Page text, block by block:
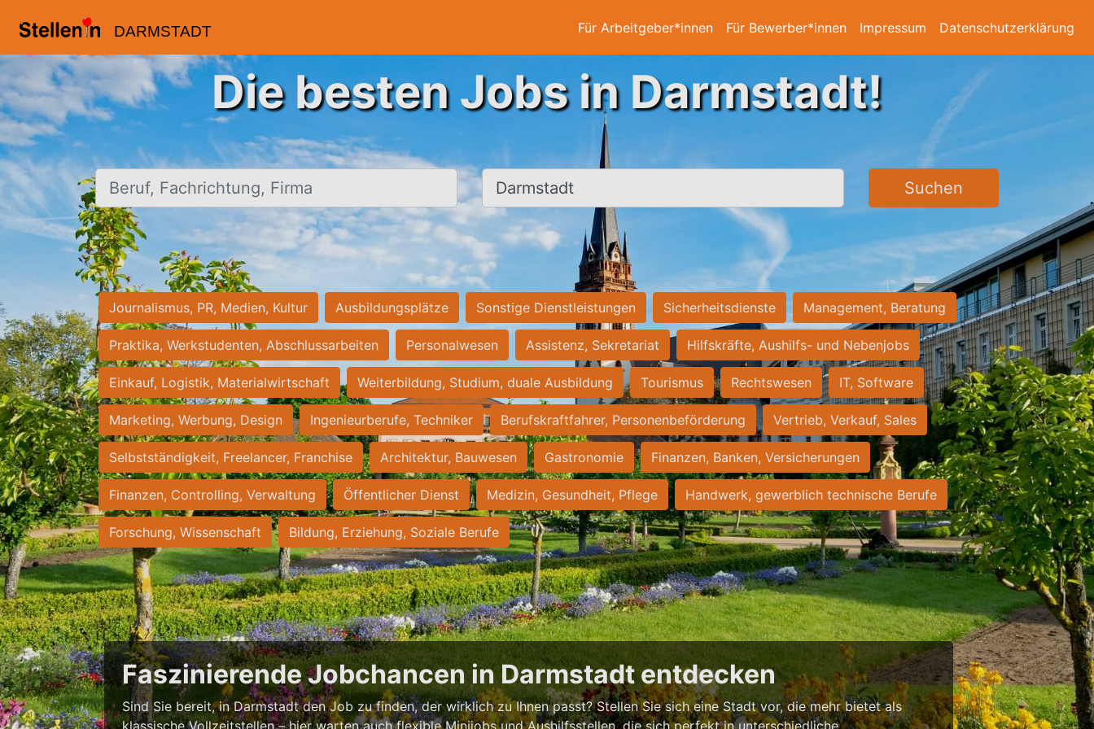
DARMSTADT Für Arbeitgeber*innen Für Bewerber*innen Impressum Datenschutzerklärung
Die besten Jobs in Darmstadt!
Beruf, Fachrichtung, Firma Ort, Stadt Suchen
Journalismus, PR, Medien, Kultur Ausbildungsplätze Sonstige Dienstleistungen Sicherheitsdienste Management, Beratung
Praktika, Werkstudenten, Abschlussarbeiten Personalwesen Assistenz, Sekretariat Hilfskräfte, Aushilfs- und Nebenjobs
Einkauf, Logistik, Materialwirtschaft Weiterbildung, Studium, duale Ausbildung Tourismus Rechtswesen IT, Software
Marketing, Werbung, Design Ingenieurberufe, Techniker Berufskraftfahrer, Personenbeförderung Vertrieb, Verkauf, Sales
Selbstständigkeit, Freelancer, Franchise Architektur, Bauwesen Gastronomie Finanzen, Banken, Versicherungen
Finanzen, Controlling, Verwaltung Öffentlicher Dienst Medizin, Gesundheit, Pflege Handwerk, gewerblich technische Berufe
Forschung, Wissenschaft Bildung, Erziehung, Soziale Berufe
Faszinierende Jobchancen in Darmstadt entdecken
Sind Sie bereit, in Darmstadt den Job zu finden, der wirklich zu Ihnen passt? Stellen Sie sich eine Stadt vor, die mehr bietet als